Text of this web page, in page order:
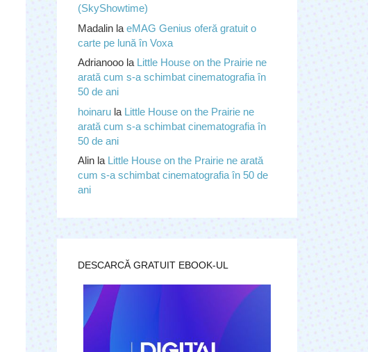
(SkyShowtime)
Madalinla eMAG Genius oferă gratuit o
carte pe lună în Voxa
Adrianooola Little House on the Prairie ne
arată cum s-a schimbat cinematografia în
50 de ani
hoinarula Little House on the Prairie ne
arată cum s-a schimbat cinematografia în
50 de ani
Alinla Little House on the Prairie ne arată
cum s-a schimbat cinematografia în 50 de
ani
DESCARCĂ GRATUIT EBOOK-UL